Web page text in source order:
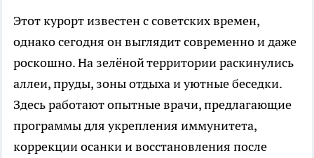
Этот курорт известен с советских времен,
однако сегодня он выглядит современно и даже
роскошно. На зелёной территории раскинулись
аллеи, пруды, зоны отдыха и уютные беседки.
Здесь работают опытные врачи, предлагающие
программы для укрепления иммунитета,
коррекции осанки и восстановления после